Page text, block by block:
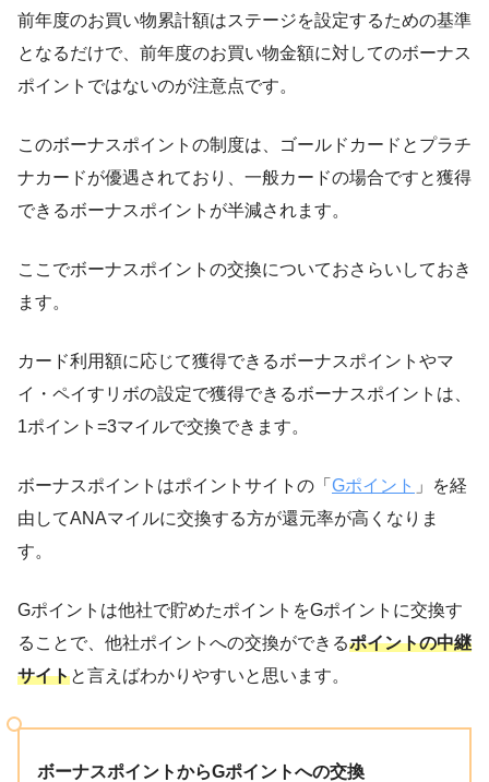
前年度のお買い物累計額はステージを設定するための基準
となるだけで、前年度のお買い物金額に対してのボーナス
ポイントではないのが注意点です。
このボーナスポイントの制度は、ゴールドカードとプラチ
ナカードが優遇されており、一般カードの場合ですと獲得
できるボーナスポイントが半減されます。
ここでボーナスポイントの交換についておさらいしておき
ます。
カード利用額に応じて獲得できるボーナスポイントやマ
イ・ペイすリボの設定で獲得できるボーナスポイントは、
1ポイント=3マイルで交換できます。
ボーナスポイントはポイントサイトの「 Gポイント 」を経
由してANAマイルに交換する方が還元率が高くなりま
す。
Gポイントは他社で貯めたポイントをGポイントに交換す
ることで、他社ポイントへの交換ができるポイントの中継
サイトと言えばわかりやすいと思います。
ボーナスポイントからGポイントへの交換